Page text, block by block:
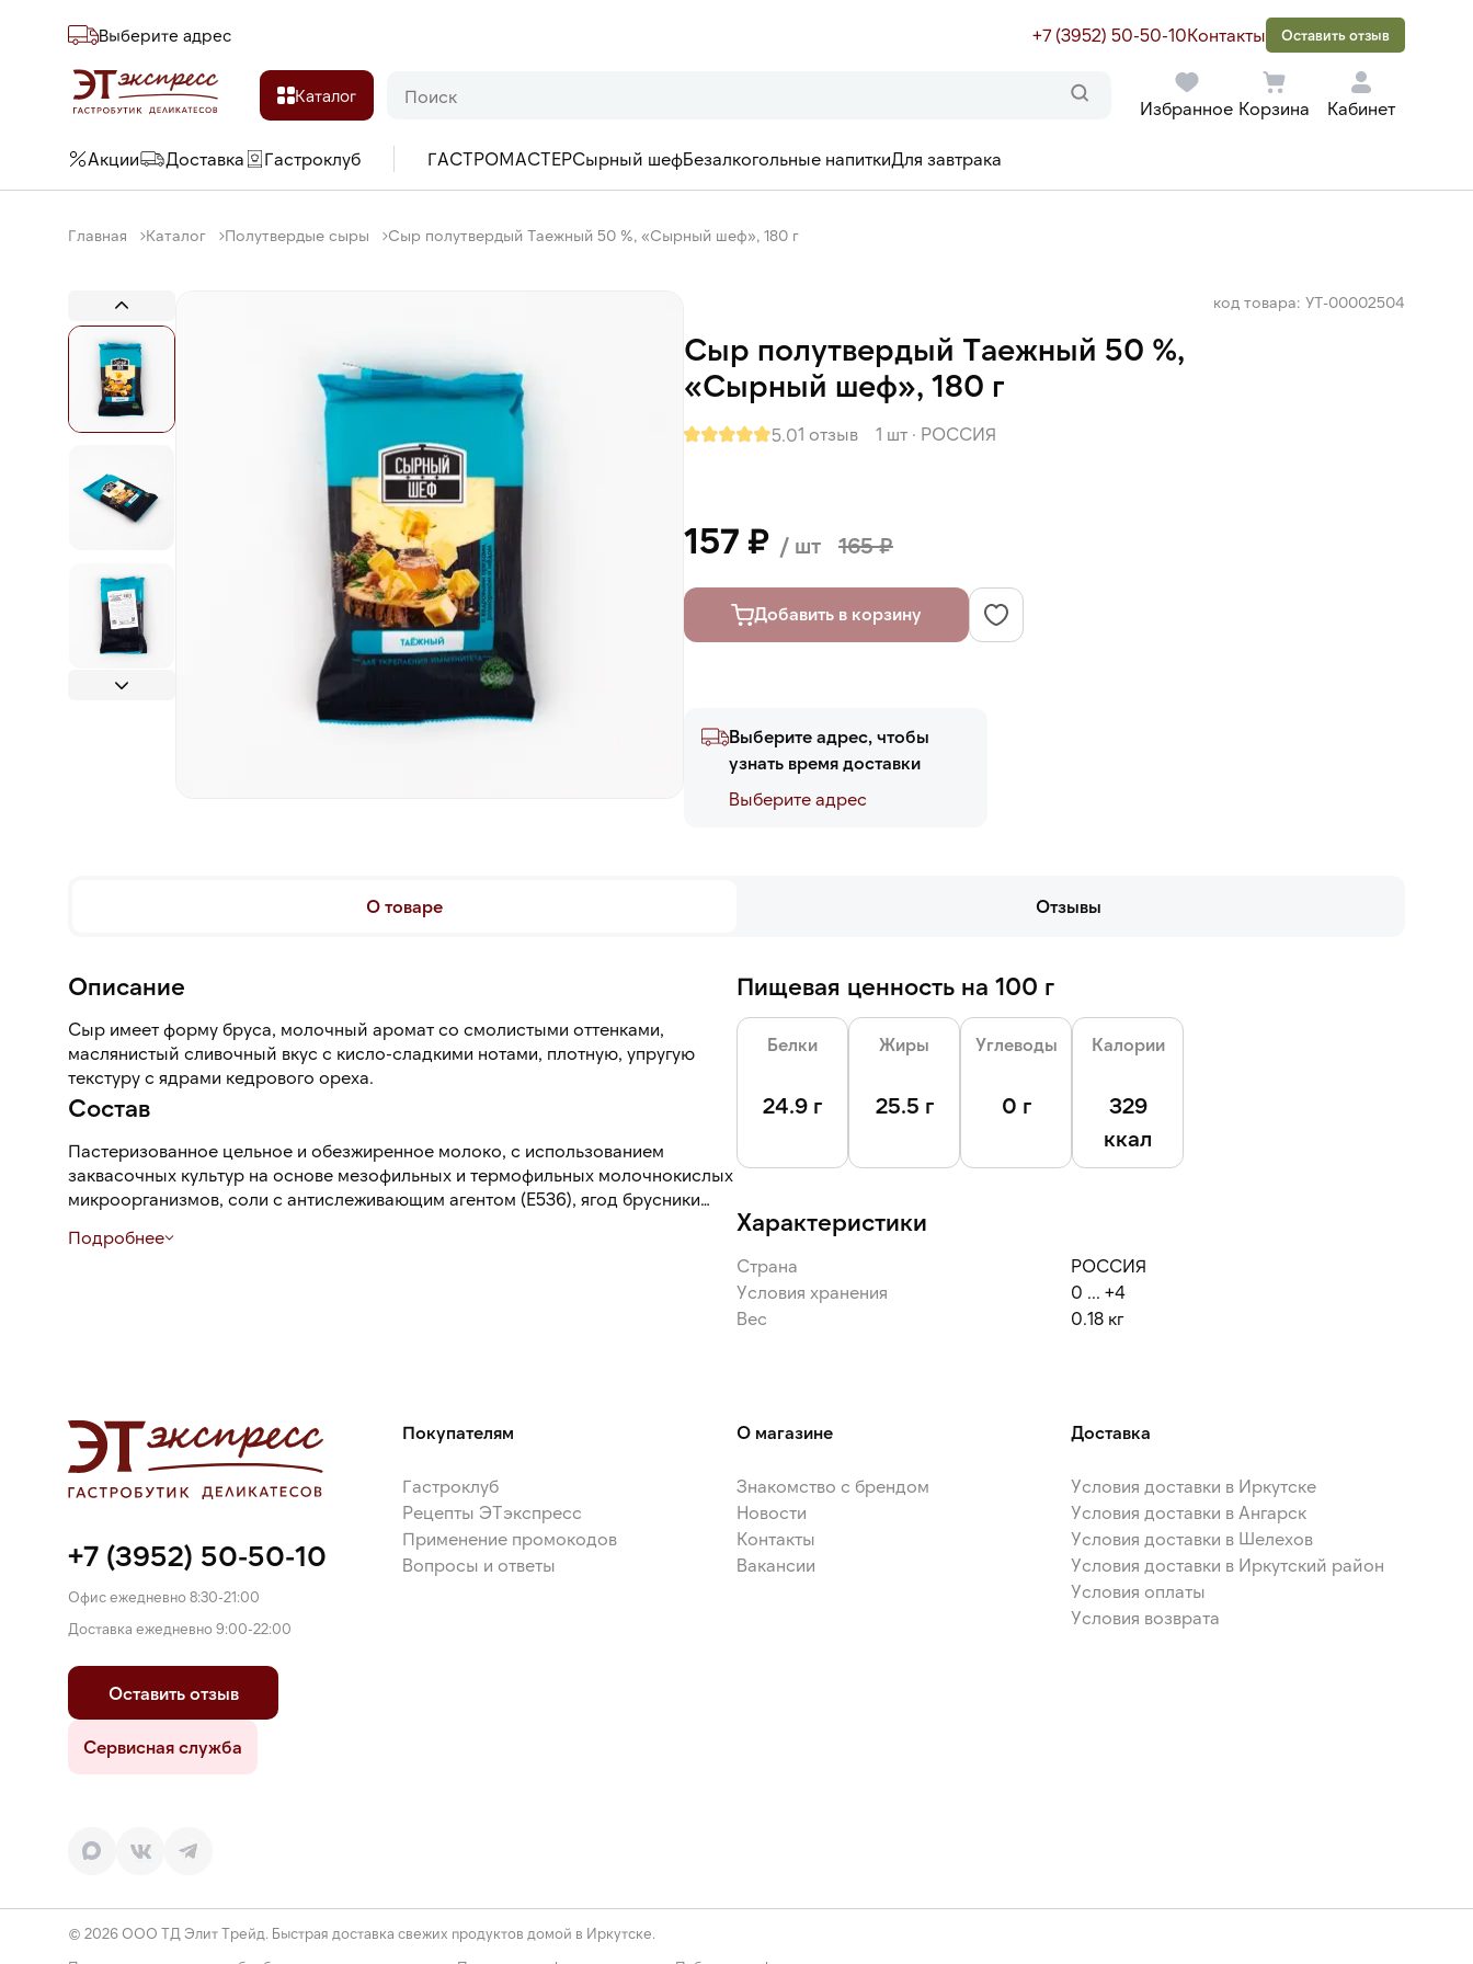
Выберите адреc +7 (3952) 50-50-10Контакты Оставить отзыв
Каталог
Избранное Корзина Кабинет
Акции Доставка Гастроклуб ГАСТРОМАСТЕРСырный шефБезалкогольные напиткиДля завтрака
Главная Каталог Полутвердые сыры Сыр полутвердый Таежный 50 %, «Сырный шеф», 180 г
код товара: УТ-00002504
Сыр полутвердый Таежный 50 %,
«Сырный шеф», 180 г
5.01 отзыв 1 шт · РОССИЯ
157 ₽ / шт 165 ₽
Добавить в корзину
Выберите адрес, чтобы
узнать время доставки
Выберите адреc
О товаре Отзывы
Описание
Сыр имеет форму бруса, молочный аромат со смолистыми оттенками,
маслянистый сливочный вкус с кисло-сладкими нотами, плотную, упругую
текстуру с ядрами кедрового ореха.
Состав
Пастеризованное цельное и обезжиренное молоко, с использованием
заквасочных культур на основе мезофильных и термофильных молочнокислых
микроорганизмов, соли с антислеживающим агентом (Е536), ягод брусники
обыкновенного листьев сухих, мёда натурального липового,
Подробнее
Пищевая ценность на 100 г
Белки
24.9 г
Жиры
25.5 г
Углеводы
0 г
Калории
329
ккал
Характеристики
Страна
РОССИЯ
Условия хранения
0 ... +4
Вес
0.18 кг
+7 (3952) 50-50-10
Офис ежедневно 8:30-21:00
Доставка ежедневно 9:00-22:00
Оставить отзыв
Сервисная служба
Покупателям
Гастроклуб
Рецепты ЭТэкспресс
Применение промокодов
Вопросы и ответы
О магазине
Знакомство с брендом
Новости
Контакты
Вакансии
Доставка
Условия доставки в Иркутске
Условия доставки в Ангарск
Условия доставки в Шелехов
Условия доставки в Иркутский район
Условия оплаты
Условия возврата
© 2026 ООО ТД Элит Трейд. Быстрая доставка свежих продуктов домой в Иркутске.